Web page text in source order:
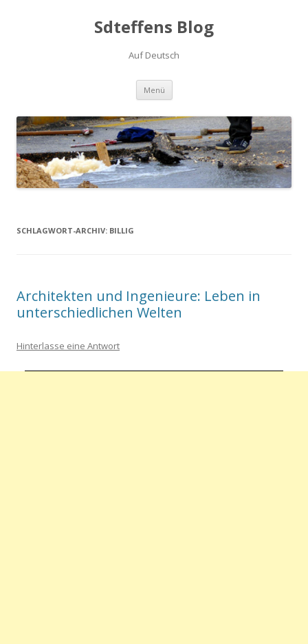
Sdteffens Blog
Auf Deutsch
Menü Zum Inhalt springen
SCHLAGWORT-ARCHIV: BILLIG
Architekten und Ingenieure: Leben in
unterschiedlichen Welten
Hinterlasse eine Antwort